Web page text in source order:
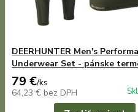
DEERHUNTER Men's
Underwear Set - pánske
79 €/ks
64,23 € bez DPH